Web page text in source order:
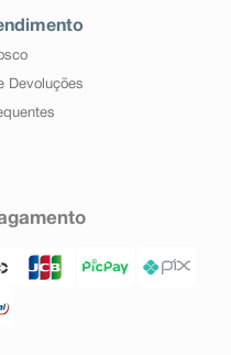
Devoluções